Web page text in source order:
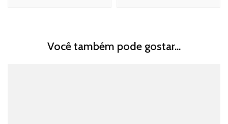
Você também pode gostar...